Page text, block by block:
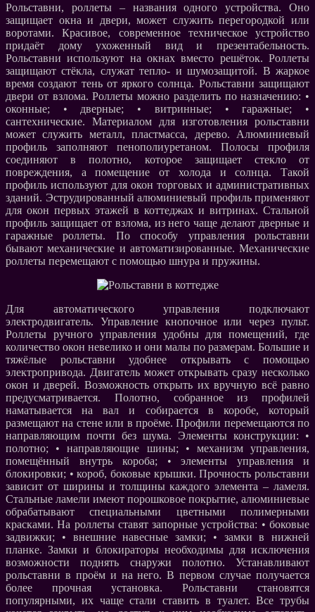
Рольставни, роллеты – названия одного устройства. Оно
защищает окна и двери, может служить перегородкой или
воротами. Красивое, современное техническое устройство
придаёт дому ухоженный вид и презентабельность.
Рольставни используют на окнах вместо решёток. Роллеты
защищают стёкла, служат тепло- и шумозащитой. В жаркое
время создают тень от яркого солнца. Рольставни защищают
двери от взлома. Роллеты можно разделить по назначению: •
оконные; • дверные; • витринные; • гаражные; •
сантехнические. Материалом для изготовления рольставни
может служить металл, пластмасса, дерево. Алюминиевый
профиль заполняют пенополиуретаном. Полосы профиля
соединяют в полотно, которое защищает стекло от
повреждения, а помещение от холода и солнца. Такой
профиль используют для окон торговых и административных
зданий. Эструдированный алюминиевый профиль применяют
для окон первых этажей в коттеджах и витринах. Стальной
профиль защищает от взлома, из него чаще делают дверные и
гаражные роллеты. По способу управления рольставни
бывают механические и автоматизированные. Механические
роллеты перемещают с помощью шнура и пружины.
Для автоматического управления подключают
электродвигатель. Управление кнопочное или через пульт.
Роллеты ручного управления удобны для помещений, где
количество окон невелико и они малы по размерам. Большие и
тяжёлые рольставни удобнее открывать с помощью
электропривода. Двигатель может открывать сразу несколько
окон и дверей. Возможность открыть их вручную всё равно
предусматривается. Полотно, собранное из профилей
наматывается на вал и собирается в коробе, который
размещают на стене или в проёме. Профили перемещаются по
направляющим почти без шума. Элементы конструкции: •
полотно; • направляющие шины; • механизм управления,
помещённый внутрь короба; • элементы управления и
блокировки; • короб, боковые крышки. Прочность рольставни
зависит от ширины и толщины каждого элемента – ламеля.
Стальные ламели имеют порошковое покрытие, алюминиевые
обрабатывают специальными цветными полимерными
красками. На роллеты ставят запорные устройства: • боковые
задвижки; • внешние навесные замки; • замки в нижней
планке. Замки и блокираторы необходимы для исключения
возможности поднять снаружи полотно. Устанавливают
рольставни в проём и на него. В первом случае получается
более прочная установка. Рольставни становятся
популярными, их чаще стали ставить в туалет. Все трубы